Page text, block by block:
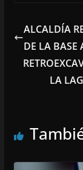
ALCALDÍA
DE LA BASE
LA